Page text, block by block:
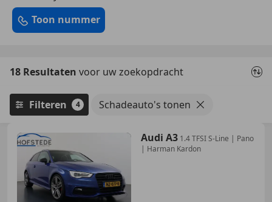
Toon nummer
18 Resultaten voor uw zoekopdracht
Filteren 4 Schadeauto's tonen
Audi A3 1.4 TFSI S-Line | Pano
| Harman Kardon